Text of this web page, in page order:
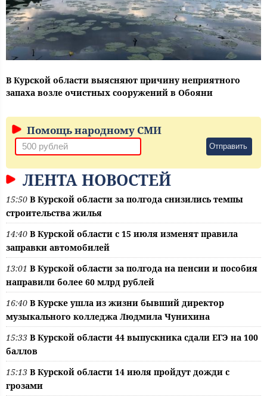
В Курской области выясняют причину неприятного
запаха возле очистных сооружений в Обояни
Помощь народному СМИ
Отправить
ЛЕНТА НОВОСТЕЙ
15:50 В Курской области за полгода снизились темпы
строительства жилья
14:40 В Курской области с 15 июля изменят правила
заправки автомобилей
13:01 В Курской области за полгода на пенсии и пособия
направили более 60 млрд рублей
16:40 В Курске ушла из жизни бывший директор
музыкального колледжа Людмила Чунихина
15:33 В Курской области 44 выпускника сдали ЕГЭ на 100
баллов
15:13 В Курской области 14 июля пройдут дожди с
грозами